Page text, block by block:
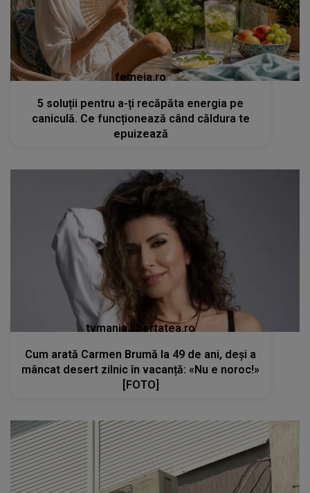
femeia.ro
5 soluții pentru a-ți recăpăta energia pe
caniculă. Ce funcționează când căldura te
epuizează
tvmania.libertatea.ro
Cum arată Carmen Brumă la 49 de ani, deși a
mâncat desert zilnic în vacanță: «Nu e noroc!»
[FOTO]